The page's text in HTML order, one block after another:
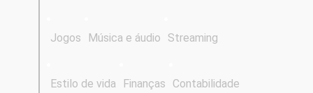
Jogos Música e áudio Streaming
Estilo de vida Finanças Contabilidade